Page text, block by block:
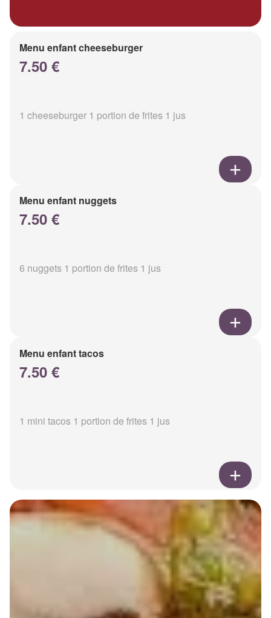
Menu enfant cheeseburger
7.50 €
1 cheeseburger 1 portion de frites 1 jus
Menu enfant nuggets
7.50 €
6 nuggets 1 portion de frites 1 jus
Menu enfant tacos
7.50 €
1 mini tacos 1 portion de frites 1 jus